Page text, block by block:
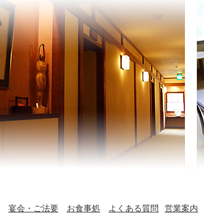
宴会・ご法要 お食事処 よくある質問 営業案内